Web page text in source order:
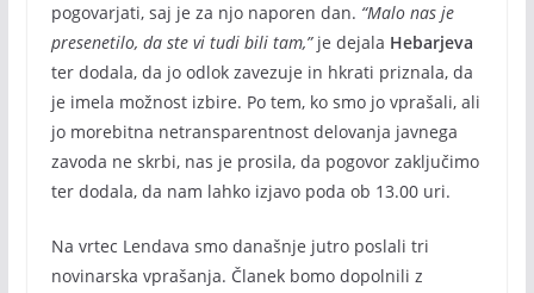
pogovarjati, saj je za njo naporen dan. “Malo nas je
presenetilo, da ste vi tudi bili tam,”je dejala Hebarjeva
ter dodala, da jo odlok zavezuje in hkrati priznala, da
je imela možnost izbire. Po tem, ko smo jo vprašali, ali
jo morebitna netransparentnost delovanja javnega
zavoda ne skrbi, nas je prosila, da pogovor zaključimo
ter dodala, da nam lahko izjavo poda ob 13.00 uri.
Na vrtec Lendava smo današnje jutro poslali tri
novinarska vprašanja. Članek bomo dopolnili z